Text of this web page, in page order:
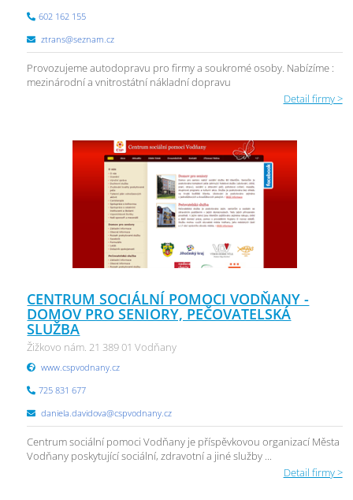
602 162 155
ztrans@seznam.cz
Provozujeme autodopravu pro firmy a soukromé osoby. Nabízíme :
mezinárodní a vnitrostátní nákladní dopravu
Detail firmy >
CENTRUM SOCIÁLNÍ POMOCI VODŇANY -
DOMOV PRO SENIORY, PEČOVATELSKÁ
SLUŽBA
Žižkovo nám. 21 389 01 Vodňany
www.cspvodnany.cz
725 831 677
daniela.davidova@cspvodnany.cz
Centrum sociální pomoci Vodňany je příspěvkovou organizací Města
Vodňany poskytující sociální, zdravotní a jiné služby ...
Detail firmy >